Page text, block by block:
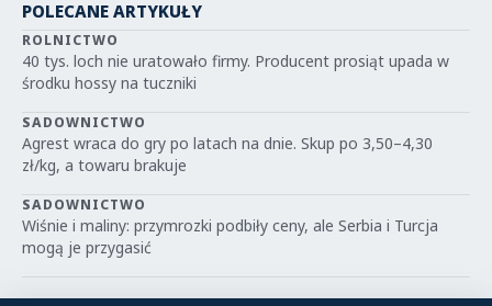
POLECANE ARTYKUŁY
ROLNICTWO
40 tys. loch nie uratowało firmy. Producent prosiąt upada w
środku hossy na tuczniki
SADOWNICTWO
Agrest wraca do gry po latach na dnie. Skup po 3,50–4,30
zł/kg, a towaru brakuje
SADOWNICTWO
Wiśnie i maliny: przymrozki podbiły ceny, ale Serbia i Turcja
mogą je przygasić